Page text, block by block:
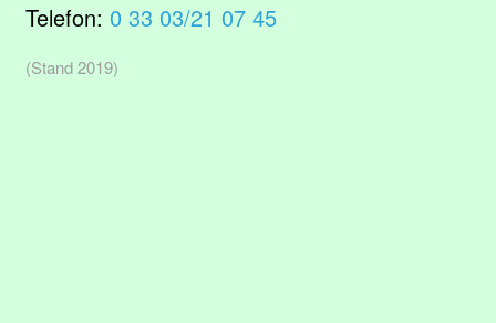
Telefon: 0 33 03/21 07 45
(Stand 2019)